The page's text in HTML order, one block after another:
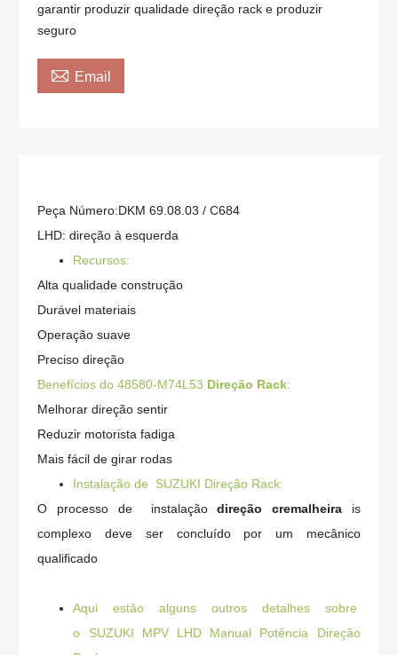
garantir produzir qualidade direção rack e produzir
seguro
 Email
Peça Número:DKM 69.08.03 / C684
LHD: direção à esquerda
Recursos:
Alta qualidade construção
Durável materiais
Operação suave
Preciso direção
Benefícios do 48580-M74L53 Direção Rack:
Melhorar direção sentir
Reduzir motorista fadiga
Mais fácil de girar rodas
Instalação de SUZUKI Direção Rack:
O processo de instalaçãodireção cremalheira is
complexo deve ser concluído por um mecânico
qualificado
Aqui estão alguns outros detalhes sobre
o SUZUKI MPV LHD Manual Potência Direção